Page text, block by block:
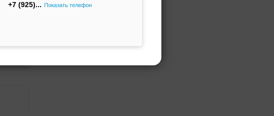
+7 (925) Показать телефон